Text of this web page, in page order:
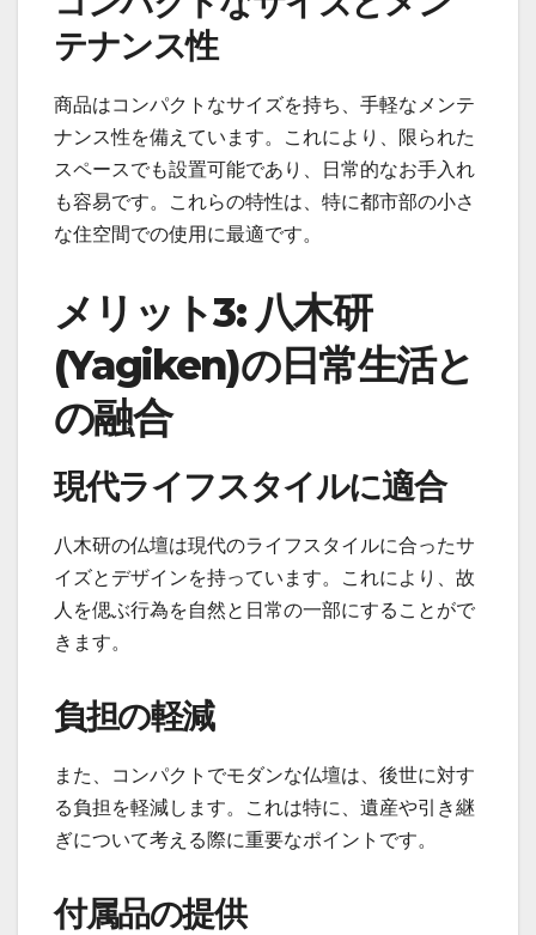
テナンス性
商品はコンパクトなサイズを持ち、手軽なメンテ
ナンス性を備えています。これにより、限られた
スペースでも設置可能であり、日常的なお手入れ
も容易です。これらの特性は、特に都市部の小さ
な住空間での使用に最適です。
メリット3: 八木研
(Yagiken)の日常生活と
の融合
現代ライフスタイルに適合
八木研の仏壇は現代のライフスタイルに合ったサ
イズとデザインを持っています。これにより、故
人を偲ぶ行為を自然と日常の一部にすることがで
きます。
負担の軽減
また、コンパクトでモダンな仏壇は、後世に対す
る負担を軽減します。これは特に、遺産や引き継
ぎについて考える際に重要なポイントです。
付属品の提供